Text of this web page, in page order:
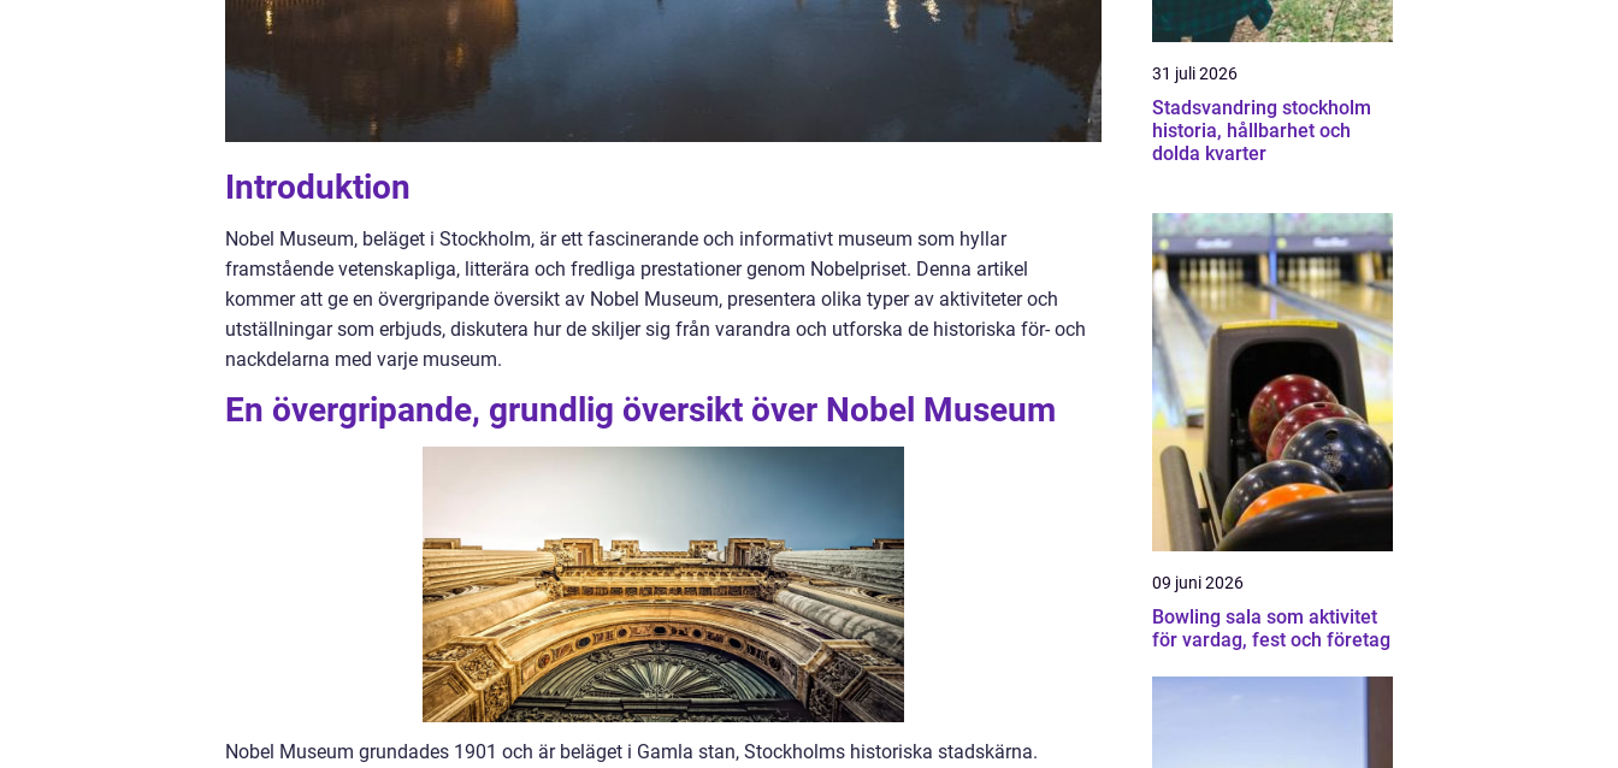
Introduktion
Nobel Museum, beläget i Stockholm, är ett fascinerande och informativt museum som hyllar
framstående vetenskapliga, litterära och fredliga prestationer genom Nobelpriset. Denna artikel
kommer att ge en övergripande översikt av Nobel Museum, presentera olika typer av aktiviteter och
utställningar som erbjuds, diskutera hur de skiljer sig från varandra och utforska de historiska för- och
nackdelarna med varje museum.
En övergripande, grundlig översikt över Nobel Museum
Nobel Museum grundades 1901 och är beläget i Gamla stan, Stockholms historiska stadskärna.
31 juli 2026
Stadsvandring stockholm
historia, hållbarhet och
dolda kvarter
09 juni 2026
Bowling sala som aktivitet
för vardag, fest och företag